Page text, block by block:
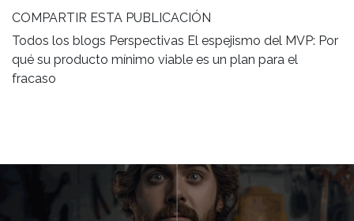
COMPARTIR ESTA PUBLICACIÓN
Todos los blogs Perspectivas El espejismo del MVP: Por
qué su producto mínimo viable es un plan para el
fracaso